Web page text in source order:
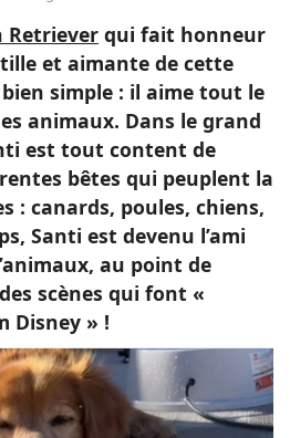
Retriever qui fait honneur
et aimante de cette
bien simple : il aime tout le
animaux. Dans le grand
est tout content de
bêtes qui peuplent la
: canards, poules, chiens,
Santi est devenu l’ami
au point de
scènes qui font «
Disney » !